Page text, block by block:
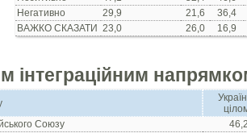
Негативно
29,9 21,6
36,4
ВАЖКО СКАЗАТИ 23,0 26,0 16,9
інтеграційним
Союзу